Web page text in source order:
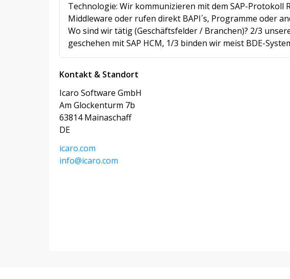
Technologie: Wir kommunizieren mit dem SAP-Protokoll
Middleware oder rufen direkt BAPI´s, Programme oder
Wo sind wir tätig (Geschäftsfelder / Branchen)? 2/3
geschehen mit SAP HCM, 1/3 binden wir meist BDE-
Kontakt & Standort
Icaro Software GmbH
Am Glockenturm 7b
63814 Mainaschaff
DE
icaro.com
info@icaro.com